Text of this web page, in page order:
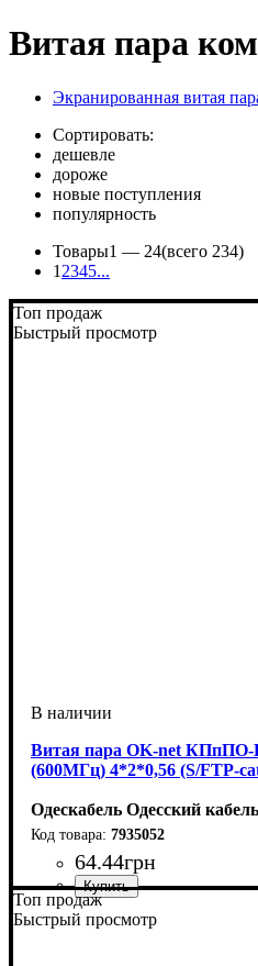
Витая пара
Экранированная витая
Сортировать:
дешевле
дороже
новые поступления
популярность
Товары1 — 24(всего 234)
1 2345...
Топ продаж
Быстрый просмотр
Витая пара OK-net
(600МГц) 4*2*0,56 (S/FTP-
Одескабель Одесский
7935052
64.44грн
Категория
Тип: S/FTP
Конструкция
Оболочка
Топ продаж
Быстрый просмотр